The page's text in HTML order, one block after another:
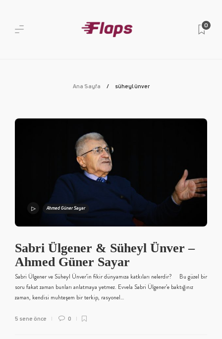
0
Ana Sayfa süheyl ünver
Ahmed Güner Sayar
Sabri Ülgener & Süheyl Ünver –
Ahmed Güner Sayar
Sabri Ülgener ve Süheyl Ünver’in fikir dünyamıza katkıları nelerdir? Bu güzel bir
soru fakat zaman bunları anlatmaya yetmez. Evvela Sabri Ülgener’e baktığınız
zaman, kendisi muhteşem bir terkip, rasyonel…
5 sene önce 0